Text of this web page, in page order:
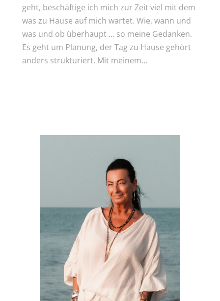
geht, beschäftige ich mich zur Zeit viel mit dem
was zu Hause auf mich wartet. Wie, wann und
was und ob überhaupt … so meine Gedanken.
Es geht um Planung, der Tag zu Hause gehört
anders strukturiert. Mit meinem...